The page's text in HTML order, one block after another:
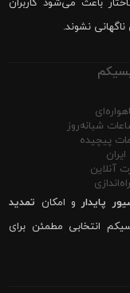
باعث می‌شود کاربران
نشوند.
شبانه‌روز
پیچیده
آنلاین
پایدارو امکان تمدید
انتخابی مطمئن برای